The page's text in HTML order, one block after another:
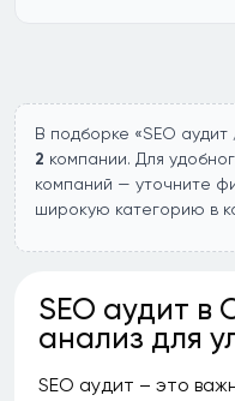
В подборке «SEO
2 компании. Для
компаний — уточните
широкую категорию в
SEO аудит в
анализ для
SEO аудит – это